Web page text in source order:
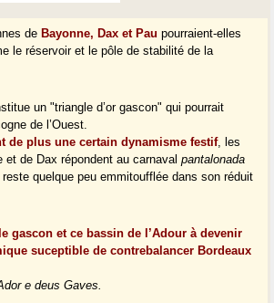
de Bayonne, Dax et Pau pourraient-elles
le réservoir et le pôle de stabilité de la
un "triangle d’or gascon" qui pourrait
de l’Ouest.
de plus une certain dynamisme festif, les
et de Dax répondent au carnavalpantalonada
quelque peu emmitoufflée dans son réduit
gascon et ce bassin de l’Adour à devenir
suceptible de contrebalancer Bordeaux
e deus Gaves.